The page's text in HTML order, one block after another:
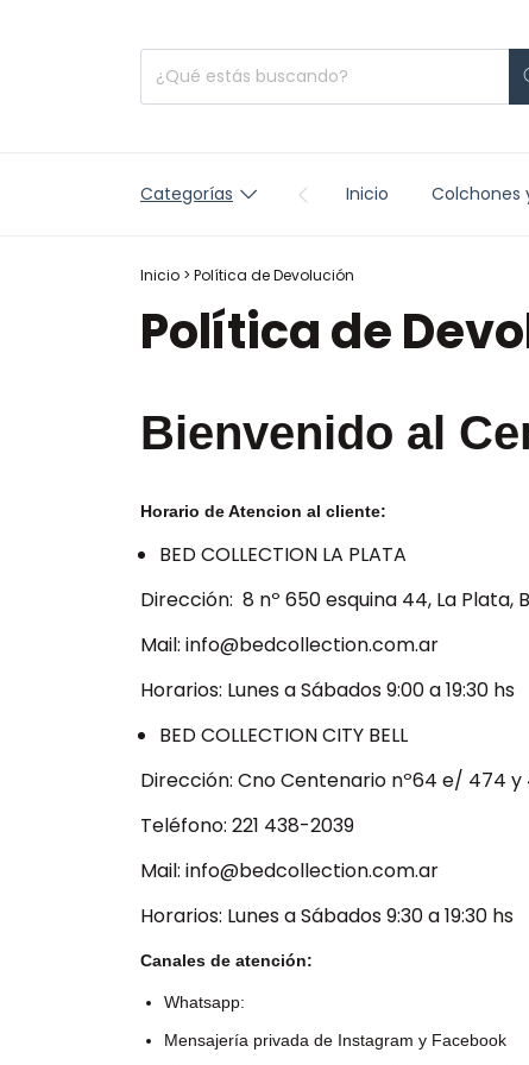
Categorías Inicio Colchones
Inicio > Política de Devolución
Política de
Bienvenido al
Horario de Atencion al cliente:
BED COLLECTION LA PLATA
Dirección: 8 nº 650 esquina 44, La Plata,
Mail: info@bedcollection.com.ar
Horarios: Lunes a Sábados 9:00 a 19:30 hs
BED COLLECTION CITY BELL
Dirección: Cno Centenario nº64 e/ 474 y
Teléfono: 221 438-2039
Mail: info@bedcollection.com.ar
Horarios: Lunes a Sábados 9:30 a 19:30 hs
Canales de atención:
Whatsapp:
Mensajería privada de Instagram y Facebook